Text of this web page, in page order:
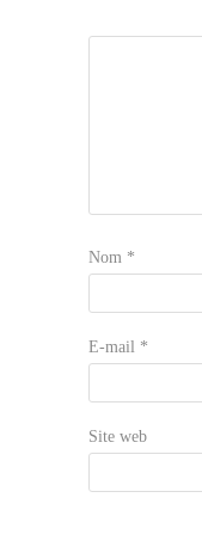
Nom *
E-mail *
Site web